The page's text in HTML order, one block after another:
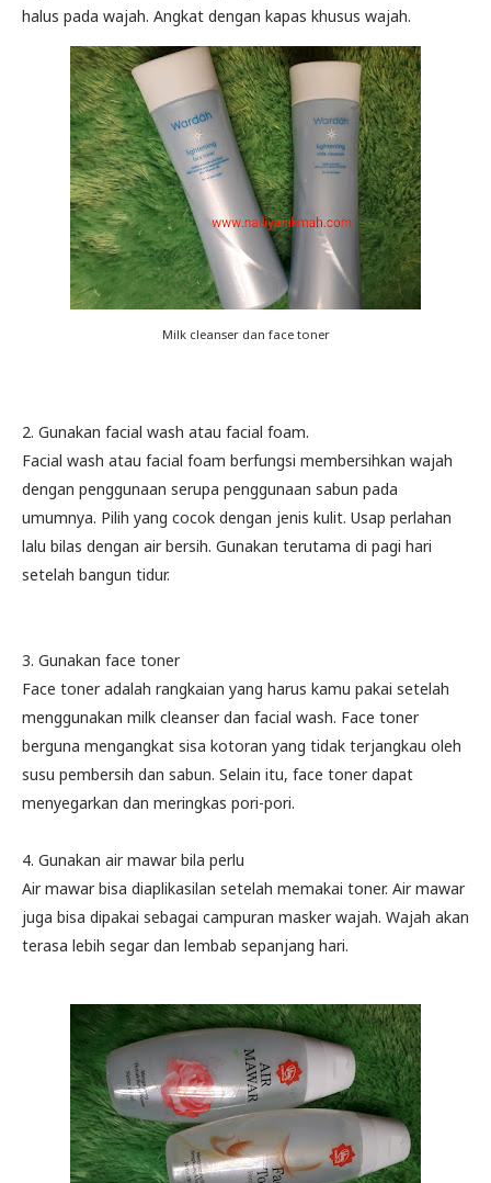
halus pada wajah. Angkat dengan kapas khusus wajah.
Milk cleanser dan face toner
2. Gunakan facial wash atau facial foam.
Facial wash atau facial foam berfungsi membersihkan wajah
dengan penggunaan serupa penggunaan sabun pada
umumnya. Pilih yang cocok dengan jenis kulit. Usap perlahan
lalu bilas dengan air bersih. Gunakan terutama di pagi hari
setelah bangun tidur.
3. Gunakan face toner
Face toner adalah rangkaian yang harus kamu pakai setelah
menggunakan milk cleanser dan facial wash. Face toner
berguna mengangkat sisa kotoran yang tidak terjangkau oleh
susu pembersih dan sabun. Selain itu, face toner dapat
menyegarkan dan meringkas pori-pori.
4. Gunakan air mawar bila perlu
Air mawar bisa diaplikasilan setelah memakai toner. Air mawar
juga bisa dipakai sebagai campuran masker wajah. Wajah akan
terasa lebih segar dan lembab sepanjang hari.